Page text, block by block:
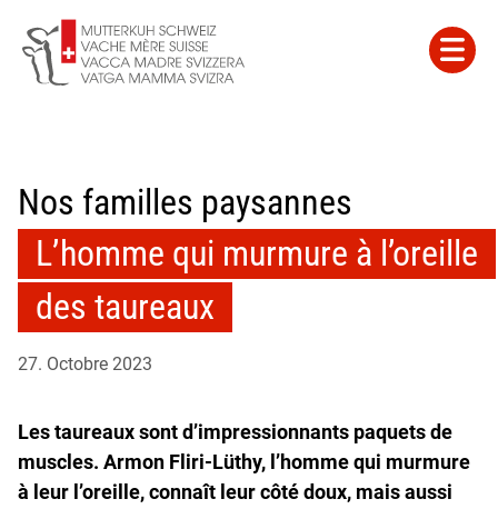
Nos familles paysannes
L’homme qui murmure à l’oreille
des taureaux
27. Octobre 2023
Les taureaux sont d’impressionnants paquets de
muscles. Armon Fliri-Lüthy, l’homme qui murmure
à leur l’oreille, connaît leur côté doux, mais aussi